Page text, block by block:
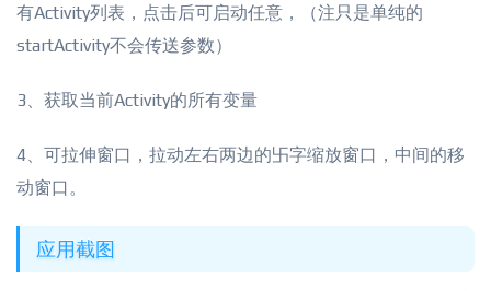
有Activity列表，点击后可启动任意，（注只是单纯的
startActivity不会传送参数）
3、获取当前Activity的所有变量
4、可拉伸窗口，拉动左右两边的卐字缩放窗口，中间的移
动窗口。
应用截图